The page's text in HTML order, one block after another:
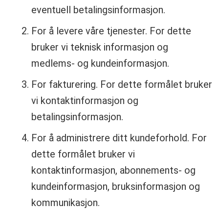
eventuell betalingsinformasjon.
For å levere våre tjenester. For dette
bruker vi teknisk informasjon og
medlems- og kundeinformasjon.
For fakturering. For dette formålet bruker
vi kontaktinformasjon og
betalingsinformasjon.
For å administrere ditt kundeforhold. For
dette formålet bruker vi
kontaktinformasjon, abonnements- og
kundeinformasjon, bruksinformasjon og
kommunikasjon.